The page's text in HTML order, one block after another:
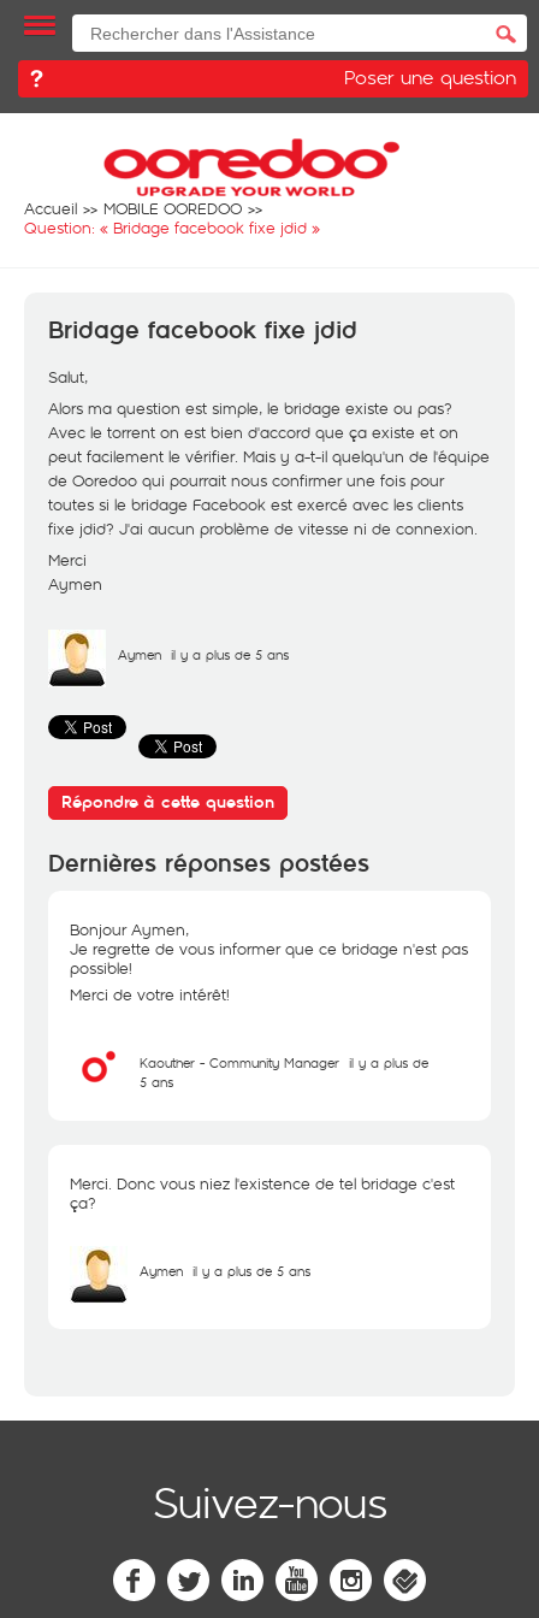
Poser une question
Accueil
MOBILE OOREDOO
Question: « Bridage facebook fixe jdid »
Bridage facebook fixe jdid
Salut,
Alors ma question est simple, le bridage existe ou pas?
Avec le torrent on est bien d'accord que ça existe et on
peut facilement le vérifier. Mais y a-t-il quelqu'un de l'équipe
de Ooredoo qui pourrait nous confirmer une fois pour
toutes si le bridage Facebook est exercé avec les clients
fixe jdid? J'ai aucun problème de vitesse ni de connexion.
Merci
Aymen
Aymen il y a plus de 5 ans
Répondre à cette question
Dernières réponses postées
Bonjour Aymen,
Je regrette de vous informer que ce bridage n'est pas
possible!
Merci de votre intérêt!
Kaouther - Community Manager il y a plus de
5 ans
Merci. Donc vous niez l'existence de tel bridage c'est
ça?
Aymen il y a plus de 5 ans
Suivez-nous